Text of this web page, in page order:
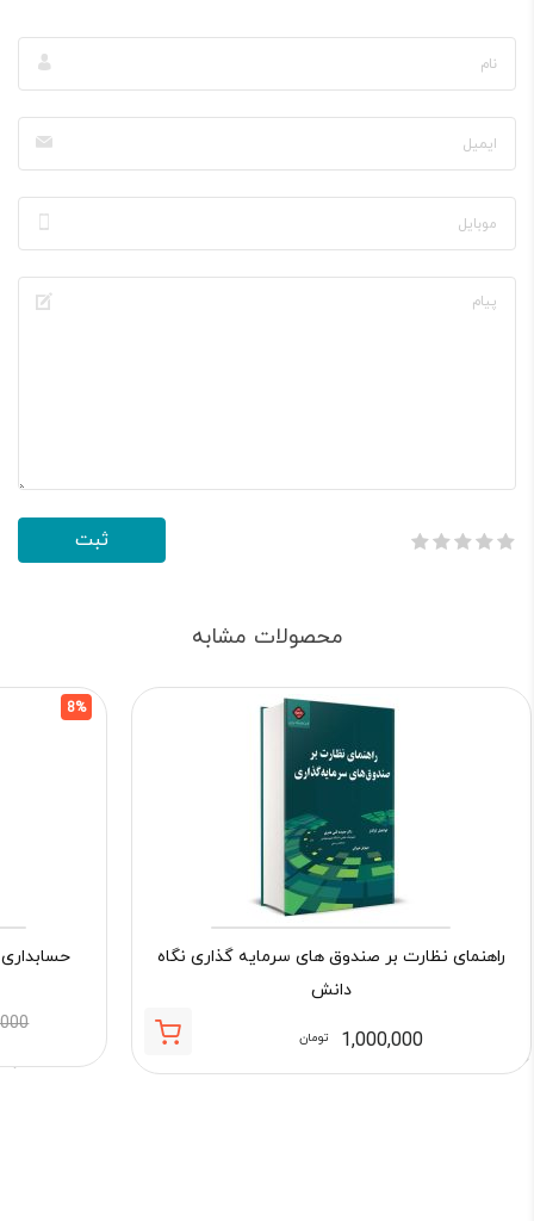
محصولات مشابه
راهنمای نظارت بر صندوق های سرمایه گذاری نگاه
دانش
1,000,000 تومان
8%